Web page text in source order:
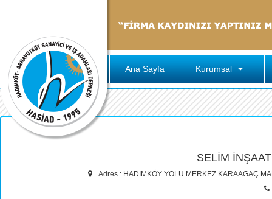
Ana Sayfa Kurumsal
SELİM
Adres : HADIMKÖY YOLU MERKEZ KARAAGAÇ